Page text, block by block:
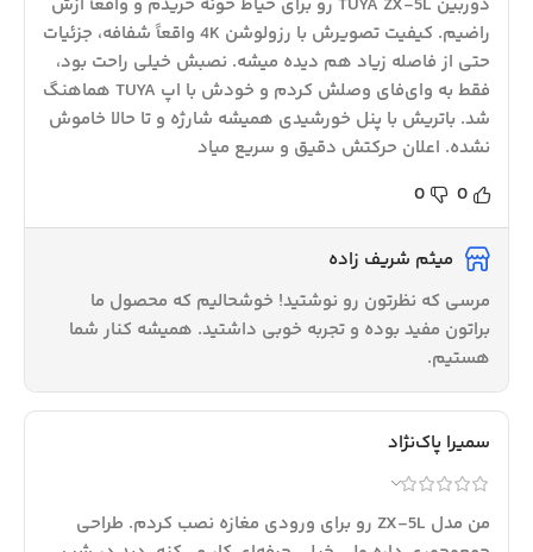
دوربین TUYA ZX-5L رو برای حیاط خونه خریدم و واقعاً ازش
راضیم. کیفیت تصویرش با رزولوشن 4K واقعاً شفافه، جزئیات
حتی از فاصله زیاد هم دیده میشه. نصبش خیلی راحت بود،
فقط به وای‌فای وصلش کردم و خودش با اپ TUYA هماهنگ
شد. باتریش با پنل خورشیدی همیشه شارژه و تا حالا خاموش
نشده. اعلان حرکتش دقیق و سریع میاد
0
0
میثم شریف زاده
مرسی که نظرتون رو نوشتید! خوشحالیم که محصول ما
براتون مفید بوده و تجربه خوبی داشتید. همیشه کنار شما
هستیم.
سمیرا پاک‌نژاد
من مدل ZX-5L رو برای ورودی مغازه نصب کردم. طراحی